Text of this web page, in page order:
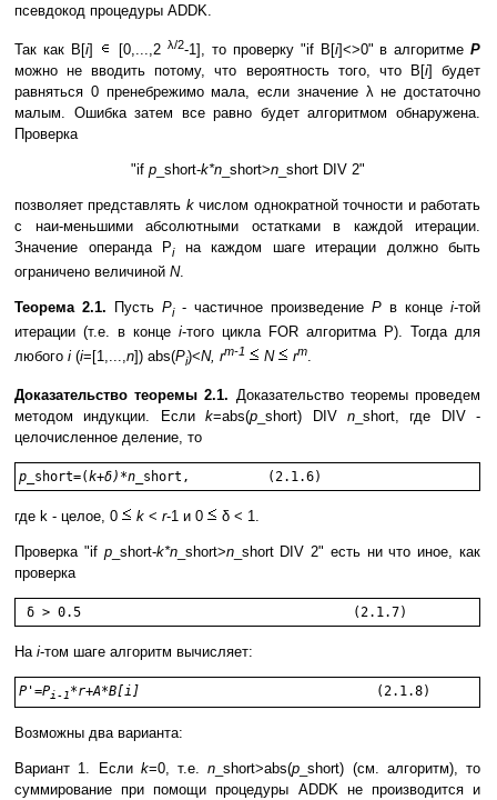
псевдокод процедуры ADDK.
Так как B[i] [0,...,2λ/2-1], то проверку "if B[i]<>0" в алгоритмеP
можно не вводить потому, что вероятность того, что B[i] будет
равняться 0 пренебрежимо мала, если значение λ не достаточно
малым. Ошибка затем все равно будет алгоритмом обнаружена.
Проверка
"if p_short-k*n_short>n_short DIV 2"
позволяет представлять kчислом однократной точности и работать
с наи-меньшими абсолютными остатками в каждой итерации.
Значение операнда Piна каждом шаге итерации должно быть
ограничено величиной N.
Теорема 2.1. Пусть Pi- частичное произведение P в конце i-той
итерации (т.е. в конце i-того цикла FOR алгоритма P). Тогда для
любого i (i=[1,...,n]) abs(Pi)<N, rm-1 N rm.
Доказательство теоремы 2.1. Доказательство теоремы проведем
методом индукции. Еслиk=abs(p _short) DIV n_short, где DIV -
целочисленное деление, то
p _short=(k+δ)*n
где k - целое, 0 k < r-1 и 0 δ < 1.
Проверка "if p_short-k*n_short>n_short DIV 2" есть ни что иное, как
проверка
На i-том шаге алгоритм вычисляет:
P'=Pi-1
Возможны два варианта:
Вариант 1. Если k=0, т.е.n _short>abs(p _short) (см. алгоритм), то
суммирование при помощи процедуры ADDK не производится и